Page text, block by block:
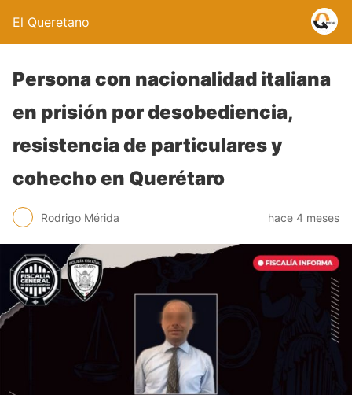
El Queretano
Persona con nacionalidad italiana
en prisión por desobediencia,
resistencia de particulares y
cohecho en Querétaro
Rodrigo Mérida hace 4 meses